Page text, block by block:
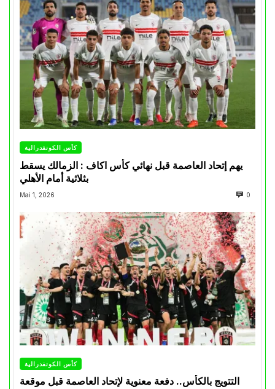
كأس الكونفدرالية
يهم إتحاد العاصمة قبل نهائي كأس اكاف : الزمالك يسقط
Mai 1, 2026 0
كأس الكونفدرالية
التتويج بالكأس.. دفعة معنوية لإتحاد العاصمة قبل موقعة